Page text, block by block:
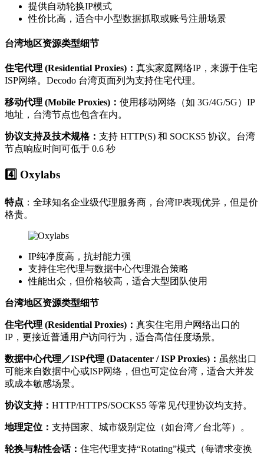
提供自动轮换IP模式
性价比高，适合中小型数据抓取或账号注册场景
台湾地区资源类型细节
住宅代理 (Residential Proxies)： 真实家庭网络IP，来源于住宅
ISP网络。Decodo 台湾页面列为支持住宅代理。
移动代理 (Mobile Proxies)： 使用移动网络（如 3G/4G/5G）IP
地址，台湾节点也包含在内。
协议支持及技术规格： 支持 HTTP(S) 和 SOCKS5 协议。台湾
节点响应时间可低于 0.6 秒
4️⃣ Oxylabs
特点 ：全球知名企业级代理服务商，台湾IP表现优异，但是价
格贵。
IP纯净度高，抗封能力强
支持住宅代理与数据中心代理混合策略
性能出众，但价格较高，适合大型团队使用
台湾地区资源类型细节
住宅代理 (Residential Proxies)： 真实住宅用户网络出口的
IP，更接近普通用户访问行为，适合高信任度场景。
数据中心代理／ISP代理 (Datacenter / ISP Proxies)： 虽然出口
可能来自数据中心或ISP网络，但也可定位台湾，适合大并发
或成本敏感场景。
协议支持： HTTP/HTTPS/SOCKS5 等常见代理协议均支持。
地理定位： 支持国家、城市级别定位（如台湾／台北等）。
轮换与粘性会话： 住宅代理支持“Rotating”模式（每请求变换